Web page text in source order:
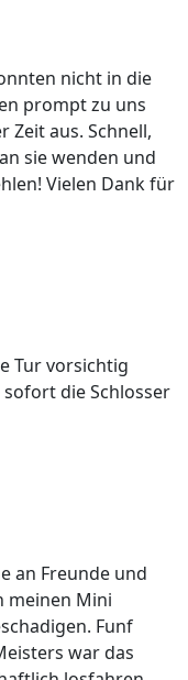
nicht in die
prompt zu uns
Zeit aus. Schnell,
sie wenden und
Vielen Dank für
Tur vorsichtig
die Schlosser
an Freunde und
meinen Mini
Funf
war das